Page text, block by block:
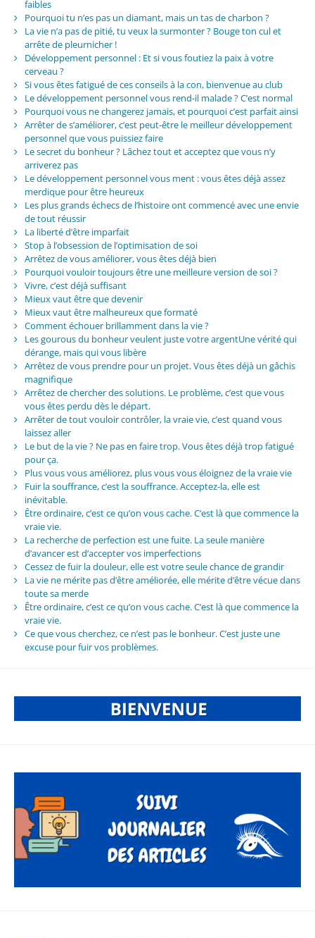
faibles
Pourquoi tu n’es pas un diamant, mais un tas de charbon ?
La vie n’a pas de pitié, tu veux la surmonter ? Bouge ton cul et
arrête de pleurnicher !
Développement personnel : Et si vous foutiez la paix à votre
cerveau ?
Si vous êtes fatigué de ces conseils à la con, bienvenue au club
Le développement personnel vous rend-il malade ? C’est normal
Pourquoi vous ne changerez jamais, et pourquoi c’est parfait ainsi
Arrêter de s’améliorer, c’est peut-être le meilleur développement
personnel que vous puissiez faire
Le secret du bonheur ? Lâchez tout et acceptez que vous n’y
arriverez pas
Le développement personnel vous ment : vous êtes déjà assez
merdique pour être heureux
Les plus grands échecs de l’histoire ont commencé avec une envie
de tout réussir
La liberté d’être imparfait
Stop à l’obsession de l’optimisation de soi
Arrêtez de vous améliorer, vous êtes déjà bien
Pourquoi vouloir toujours être une meilleure version de soi ?
Vivre, c’est déjà suffisant
Mieux vaut être que devenir
Mieux vaut être malheureux que formaté
Comment échouer brillamment dans la vie ?
Les gourous du bonheur veulent juste votre argentUne vérité qui
dérange, mais qui vous libère
Arrêtez de vous prendre pour un projet. Vous êtes déjà un gâchis
magnifique
Arrêtez de chercher des solutions. Le problème, c’est que vous
vous êtes perdu dès le départ.
Arrêter de tout vouloir contrôler, la vraie vie, c’est quand vous
laissez aller
Le but de la vie ? Ne pas en faire trop. Vous êtes déjà trop fatigué
pour ça.
Plus vous vous améliorez, plus vous vous éloignez de la vraie vie
Fuir la souffrance, c’est la souffrance. Acceptez-la, elle est
inévitable.
Être ordinaire, c’est ce qu’on vous cache. C’est là que commence la
vraie vie.
La recherche de perfection est une fuite. La seule manière
d’avancer est d’accepter vos imperfections
Cessez de fuir la douleur, elle est votre seule chance de grandir
La vie ne mérite pas d’être améliorée, elle mérite d’être vécue dans
toute sa merde
Être ordinaire, c’est ce qu’on vous cache. C’est là que commence la
vraie vie.
Ce que vous cherchez, ce n’est pas le bonheur. C’est juste une
excuse pour fuir vos problèmes.